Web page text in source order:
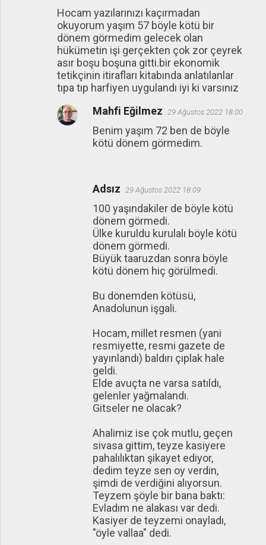
Hocam yazılarınızı kaçırmadan
okuyorum yaşım 57 böyle kötü bir
dönem görmedim gelecek olan
hükümetin işi gerçekten çok zor çeyrek
asır boşu boşuna gitti.bir ekonomik
tetikçinin itirafları kitabında anlatılanlar
tıpa tıp harfiyen uygulandı iyi ki varsınız
Mahfi Eğilmez
29 Ağustos 2022 18:00
Benim yaşım 72 ben de böyle
kötü dönem görmedim.
Adsız 29 Ağustos 2022 18:09
100 yaşındakiler de böyle kötü
dönem görmedi.
Ülke kuruldu kurulalı böyle kötü
dönem görmedi.
Büyük taaruzdan sonra böyle
kötü dönem hiç görülmedi.
Bu dönemden kötüsü,
Anadolunun işgali.
Hocam, millet resmen (yani
resmiyette, resmi gazete de
yayınlandı) baldırı çıplak hale
geldi.
Elde avuçta ne varsa satıldı,
gelenler yağmalandı.
Gitseler ne olacak?
Ahalimiz ise çok mutlu, geçen
sivasa gittim, teyze kasiyere
pahalılıktan şikayet ediyor,
dedim teyze sen oy verdin,
şimdi de verdiğini alıyorsun.
Teyzem şöyle bir bana baktı:
Evladım ne alakası var dedi.
Kasiyer de teyzemi onayladı,
"öyle vallaa" dedi.